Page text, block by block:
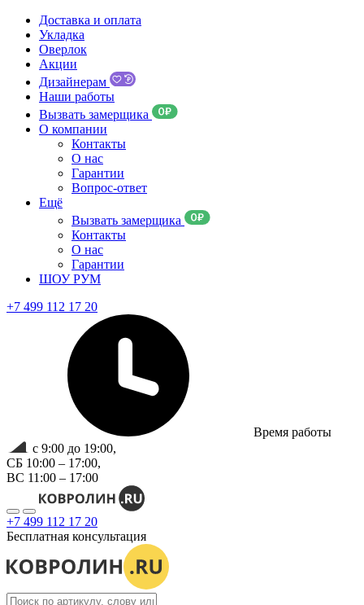
Доставка и оплата
Укладка
Оверлок
Акции
Дизайнерам
Наши работы
Вызвать замерщика
О компании
Контакты
О нас
Гарантии
Вопрос-ответ
Ещё
Вызвать замерщика
Контакты
О нас
Гарантии
ШОУ РУМ
+7 499 112 17 20
Время работы
с 9:00 до 19:00,
СБ 10:00 – 17:00,
ВС 11:00 – 17:00
+7 499 112 17 20
Бесплатная консультация